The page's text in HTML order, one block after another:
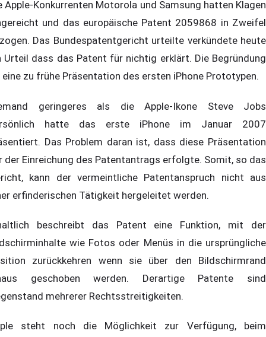
Apple-Konkurrenten Motorola und Samsung hatten Klagen
und das europäische Patent 2059868 in Zweifel
Das Bundespatentgericht urteilte verkündete heute
Urteil dass das Patent für nichtig erklärt. Die Begründung
zu frühe Präsentation des ersten iPhone Prototypen.
geringeres als die Apple-Ikone Steve Jobs
hatte das erste iPhone im Januar 2007
Das Problem daran ist, dass diese Präsentation
der Einreichung des Patentantrags erfolgte. Somit, so das
kann der vermeintliche Patentanspruch nicht aus
erfinderischen Tätigkeit hergeleitet werden.
beschreibt das Patent eine Funktion, mit der
wie Fotos oder Menüs in die ursprüngliche
zurückkehren wenn sie über den Bildschirmrand
geschoben werden. Derartige Patente sind
mehrerer Rechtsstreitigkeiten.
steht noch die Möglichkeit zur Verfügung, beim